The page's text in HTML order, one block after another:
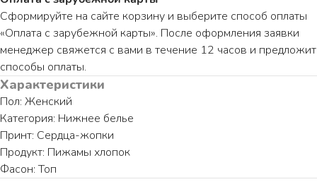
Сформируйте на сайте корзину и выберите способ оплаты
«Оплата с зарубежной карты». После оформления заявки
менеджер свяжется с вами в течение 12 часов и предложит
способы оплаты.
Характеристики
Пол: Женский
Категория: Нижнее белье
Принт: Сердца-жопки
Продукт: Пижамы хлопок
Фасон: Топ
КАТАЛОГ
О бренде
Пижамы из хлопка
Нижнее белье
Таблица размеров
TELEGRAM